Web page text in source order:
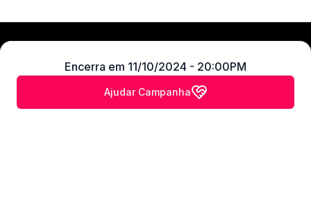
Encerra em 11/10/2024 - 20:00PM
Ajudar Campanha
Explorar